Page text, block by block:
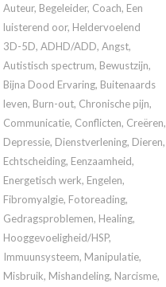
Auteur, Begeleider, Coach, Een
luisterend oor, Heldervoelend
3D-5D, ADHD/ADD, Angst,
Autistisch spectrum, Bewustzijn,
Bijna Dood Ervaring, Buitenaards
leven, Burn-out, Chronische pijn,
Communicatie, Conflicten, Creëren,
Depressie, Dienstverlening, Dieren,
Echtscheiding, Eenzaamheid,
Energetisch werk, Engelen,
Fibromyalgie, Fotoreading,
Gedragsproblemen, Healing,
Hooggevoeligheid/HSP,
Immuunsysteem, Manipulatie,
Misbruik, Mishandeling, Narcisme,